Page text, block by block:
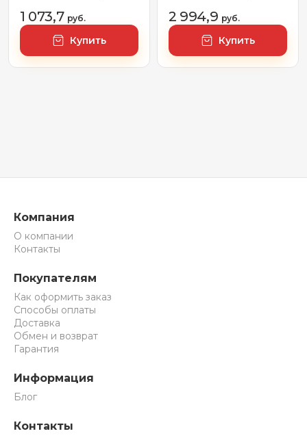
1 073,7 руб.
Купить
2 994,9 руб.
Купить
Компания
О компании
Контакты
Покупателям
Как оформить заказ
Способы оплаты
Доставка
Обмен и возврат
Гарантия
Информация
Блог
Контакты